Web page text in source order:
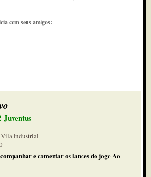
com seus amigos:
Juventus
Vila Industrial
e comentar os lances do jogo Ao